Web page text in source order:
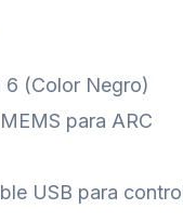
6 (Color Negro)
para ARC
USB para